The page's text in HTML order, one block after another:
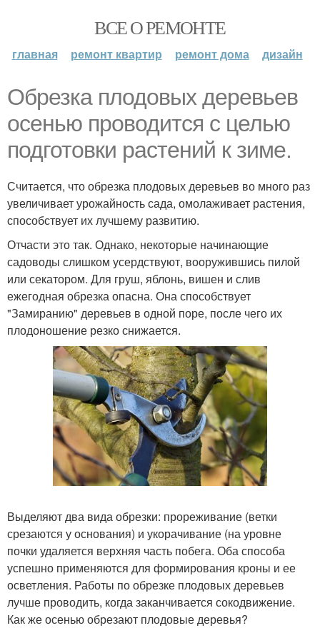
ВСЕ О РЕМОНТЕ
главная ремонт квартир ремонт дома дизайн
Обрезка плодовых деревьев
осенью проводится с целью
подготовки растений к зиме.
Считается, что обрезка плодовых деревьев во много раз
увеличивает урожайность сада, омолаживает растения,
способствует их лучшему развитию.
Отчасти это так. Однако, некоторые начинающие
садоводы слишком усердствуют, вооружившись пилой
или секатором. Для груш, яблонь, вишен и слив
ежегодная обрезка опасна. Она способствует
"Замиранию" деревьев в одной поре, после чего их
плодоношение резко снижается.
Выделяют два вида обрезки: прореживание (ветки
срезаются у основания) и укорачивание (на уровне
почки удаляется верхняя часть побега. Оба способа
успешно применяются для формирования кроны и ее
осветления. Работы по обрезке плодовых деревьев
лучше проводить, когда заканчивается сокодвижение.
Как же осенью обрезают плодовые деревья?